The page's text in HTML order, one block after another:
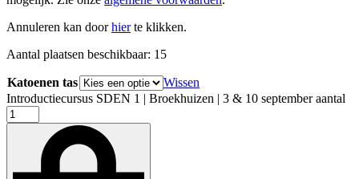
Annuleren kan doorhierte klikken.
Aantal plaatsen beschikbaar: 15
Katoenen tas
Wissen
Introductiecursus SDEN 1 | Broekhuizen | 3 & 10 september aantal